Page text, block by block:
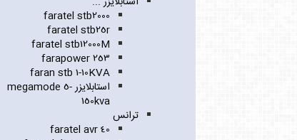
faratel stb2000
faratel stb25r
faratel stb12000M
farapower 253
faran stb 1-10KVA
استابلایزر megamode 5-
150kva
ترانس
faratel avr 40